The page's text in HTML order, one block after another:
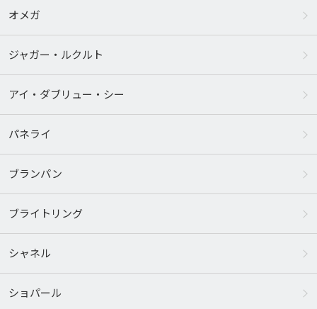
オメガ
ジャガー・ルクルト
アイ・ダブリュー・シー
パネライ
ブランパン
ブライトリング
シャネル
ショパール